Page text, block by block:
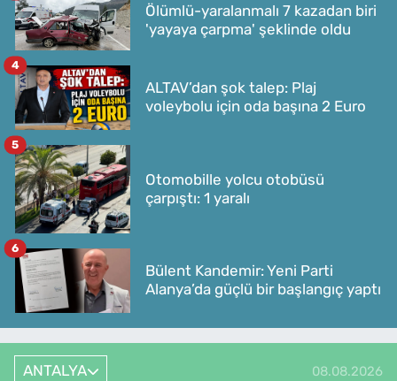
Ölümlü-yaralanmalı 7 kazadan biri
'yayaya çarpma' şeklinde oldu
ALTAV’dan şok talep: Plaj
voleybolu için oda başına 2 Euro
4
Otomobille yolcu otobüsü
çarpıştı: 1 yaralı
5
Bülent Kandemir: Yeni Parti
Alanya’da güçlü bir başlangıç yaptı
6
ANTALYA 08.08.2026